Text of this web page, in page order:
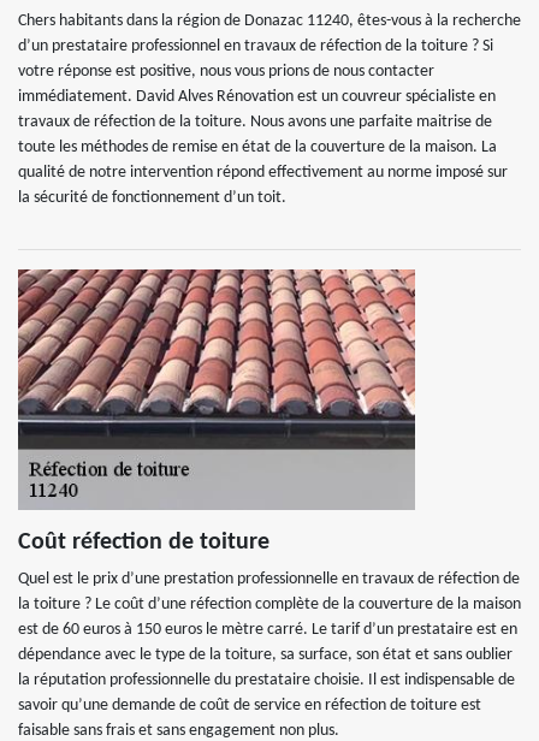
Chers habitants dans la région de Donazac 11240, êtes-vous à la recherche
d’un prestataire professionnel en travaux de réfection de la toiture ? Si
votre réponse est positive, nous vous prions de nous contacter
immédiatement. David Alves Rénovation est un couvreur spécialiste en
travaux de réfection de la toiture. Nous avons une parfaite maitrise de
toute les méthodes de remise en état de la couverture de la maison. La
qualité de notre intervention répond effectivement au norme imposé sur
la sécurité de fonctionnement d’un toit.
Coût réfection de toiture
Quel est le prix d’une prestation professionnelle en travaux de réfection de
la toiture ? Le coût d’une réfection complète de la couverture de la maison
est de 60 euros à 150 euros le mètre carré. Le tarif d’un prestataire est en
dépendance avec le type de la toiture, sa surface, son état et sans oublier
la réputation professionnelle du prestataire choisie. Il est indispensable de
savoir qu’une demande de coût de service en réfection de toiture est
faisable sans frais et sans engagement non plus.